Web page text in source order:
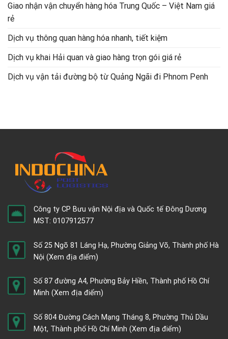
Giao nhận vận chuyển hàng hóa Trung Quốc – Việt Nam giá
rẻ
Dịch vụ thông quan hàng hóa nhanh, tiết kiệm
Dịch vụ khai Hải quan và giao hàng trọn gói giá rẻ
Dịch vụ vận tải đường bộ từ Quảng Ngãi đi Phnom Penh
Công ty CP Bưu vận Nội địa và Quốc tế Đông Dương
MST: 0107912577
Số 25 Ngõ 81 Láng Hạ, Phường Giảng Võ, Thành phố Hà
Nội (Xem địa điểm)
Số 87 đường A4, Phường Bảy Hiền, Thành phố Hồ Chí
Minh (Xem địa điểm)
Số 804 Đường Cách Mạng Tháng 8, Phường Thủ Dầu
Một, Thành phố Hồ Chí Minh (Xem địa điểm)